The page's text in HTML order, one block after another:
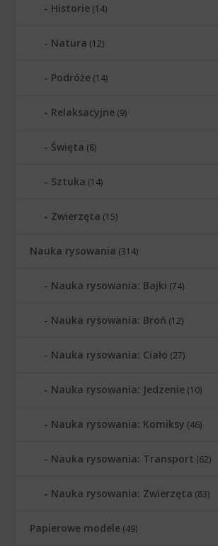
Historie (14)
Natura (12)
Podróże (14)
Relaksacyjne (9)
Święta (8)
Sztuka (14)
Zwierzęta (15)
Nauka rysowania (314)
Nauka rysowania: Bajki (74)
Nauka rysowania: Broń (12)
Nauka rysowania: Ciało (27)
Nauka rysowania: Jedzenie (10)
Nauka rysowania: Komiksy (46)
Nauka rysowania: Transport (62)
Nauka rysowania: Zwierzęta (83)
Papierowe modele (49)